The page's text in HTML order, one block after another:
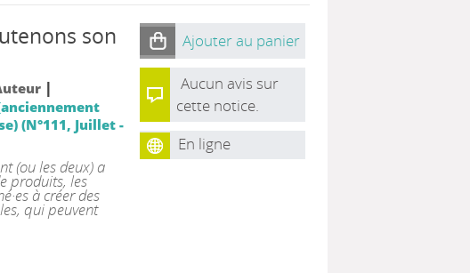
son
|
(N°111, Juillet -
(ou les deux) a
produits, les
à créer des
qui peuvent
Ajouter au panier
Aucun avis sur
cette notice.
En ligne